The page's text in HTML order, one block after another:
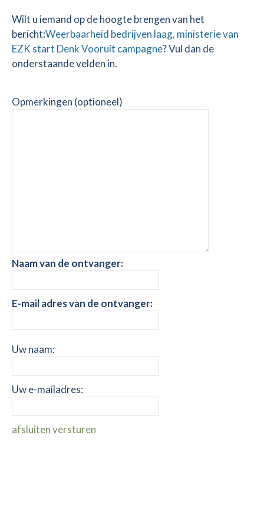
Wilt u iemand op de hoogte brengen van het
bericht:Weerbaarheid bedrijven laag, ministerie van
EZK start Denk Vooruit campagne? Vul dan de
onderstaande velden in.
Opmerkingen (optioneel)
Naam van de ontvanger:
E-mail adres van de ontvanger:
Uw naam:
Uw e-mailadres:
afsluitenversturen